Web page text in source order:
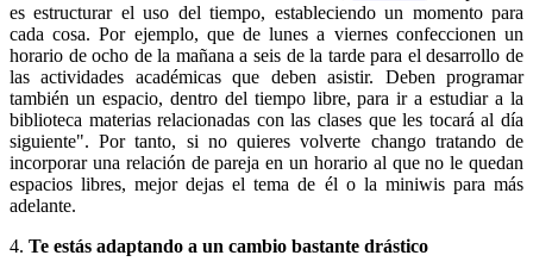
es estructurar el uso del tiempo, estableciendo un momento para
cada cosa. Por ejemplo, que de lunes a viernes confeccionen un
horario de ocho de la mañana a seis de la tarde para el desarrollo de
las actividades académicas que deben asistir. Deben programar
también un espacio, dentro del tiempo libre, para ir a estudiar a la
biblioteca materias relacionadas con las clases que les tocará al día
siguiente". Por tanto, si no quieres volverte chango tratando de
incorporar una relación de pareja en un horario al que no le quedan
espacios libres, mejor dejas el tema de él o la miniwis para más
adelante.
4. Te estás adaptando a un cambio bastante drástico